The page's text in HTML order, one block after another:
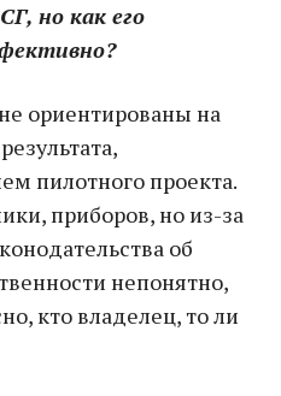
но как его
ориентированы на
пилотного проекта.
приборов, но из-за
об
непонятно,
кто владелец, то ли